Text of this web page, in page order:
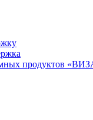
продуктов